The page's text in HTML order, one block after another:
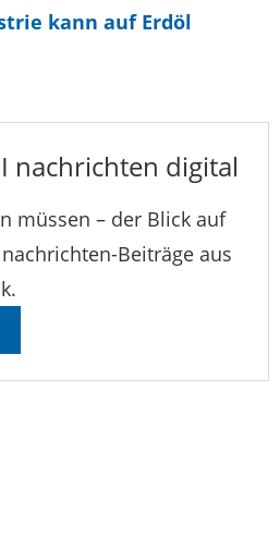
kann auf Erdöl
nachrichten digital
müssen – der Blick auf
Beiträge aus